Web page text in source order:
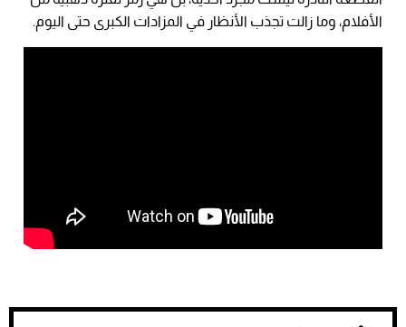
الأفلام، وما زالت تجذب الأنظار في المزادات الكبرى حتى اليوم.